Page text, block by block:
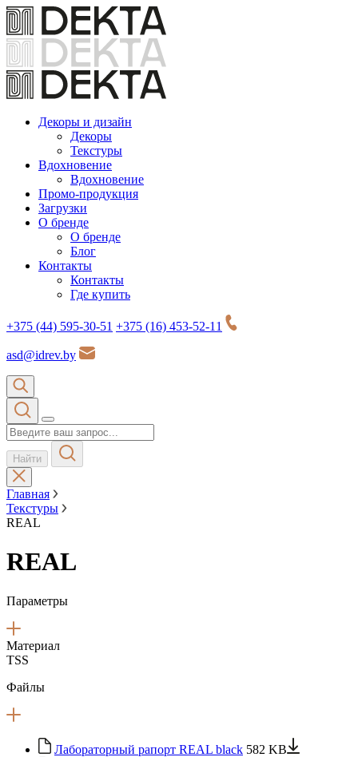
Декоры и дизайн
Декоры
Текстуры
Вдохновение
Вдохновение
Промо-продукция
Загрузки
О бренде
О бренде
Блог
Контакты
Контакты
Где купить
+375 (44) 595-30-51 +375 (16) 453-52-11
asd@idrev.by
Найти
Главная
Текстуры
REAL
REAL
Параметры
Материал
TSS
Файлы
Лабораторный рапорт REAL black 582 KB